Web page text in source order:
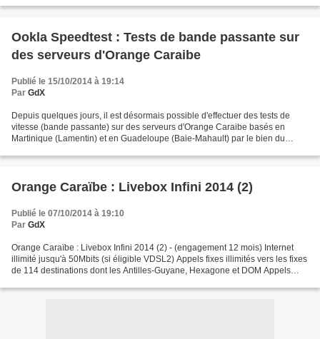
Ookla Speedtest : Tests de bande passante sur
des serveurs d'Orange Caraibe
Publié le 15/10/2014 à 19:14
Par GdX
Depuis quelques jours, il est désormais possible d'effectuer des tests de
vitesse (bande passante) sur des serveurs d'Orange Caraibe basés en
Martinique (Lamentin) et en Guadeloupe (Baie-Mahault) par le bien du
Orange Caraïbe : Livebox Infini 2014 (2)
Publié le 07/10/2014 à 19:10
Par GdX
Orange Caraïbe : Livebox Infini 2014 (2) - (engagement 12 mois) Internet
illimité jusqu'à 50Mbits (si éligible VDSL2) Appels fixes illimités vers les fixes
de 114 destinations dont les Antilles-Guyane, Hexagone et DOM Appels